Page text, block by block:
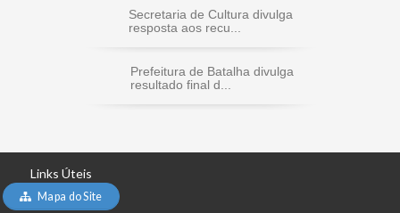
Secretaria de Cultura divulga
resposta aos recu...
Prefeitura de Batalha divulga
resultado final d...
Links Úteis
Mapa do Site